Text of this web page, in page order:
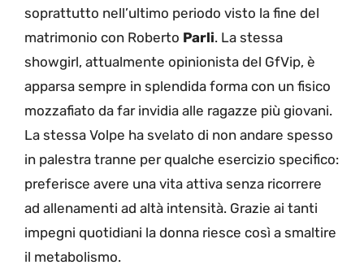
soprattutto nell’ultimo periodo visto la fine del
matrimonio con Roberto Parli. La stessa
showgirl, attualmente opinionista del GfVip, è
apparsa sempre in splendida forma con un fisico
mozzafiato da far invidia alle ragazze più giovani.
La stessa Volpe ha svelato di non andare spesso
in palestra tranne per qualche esercizio specifico:
preferisce avere una vita attiva senza ricorrere
ad allenamenti ad altà intensità. Grazie ai tanti
impegni quotidiani la donna riesce così a smaltire
il metabolismo.